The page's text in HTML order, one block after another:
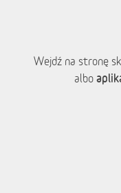
Wejdź na stronę
albo